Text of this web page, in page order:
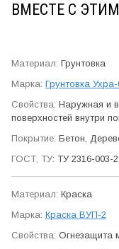
ВМЕСТЕ С
Грунтовка
Грунтовка
Наружная и
поверхностей внутри
Бетон,
ТУ 2316-003-
Краска
Краска ВУП-2
Огне­защита